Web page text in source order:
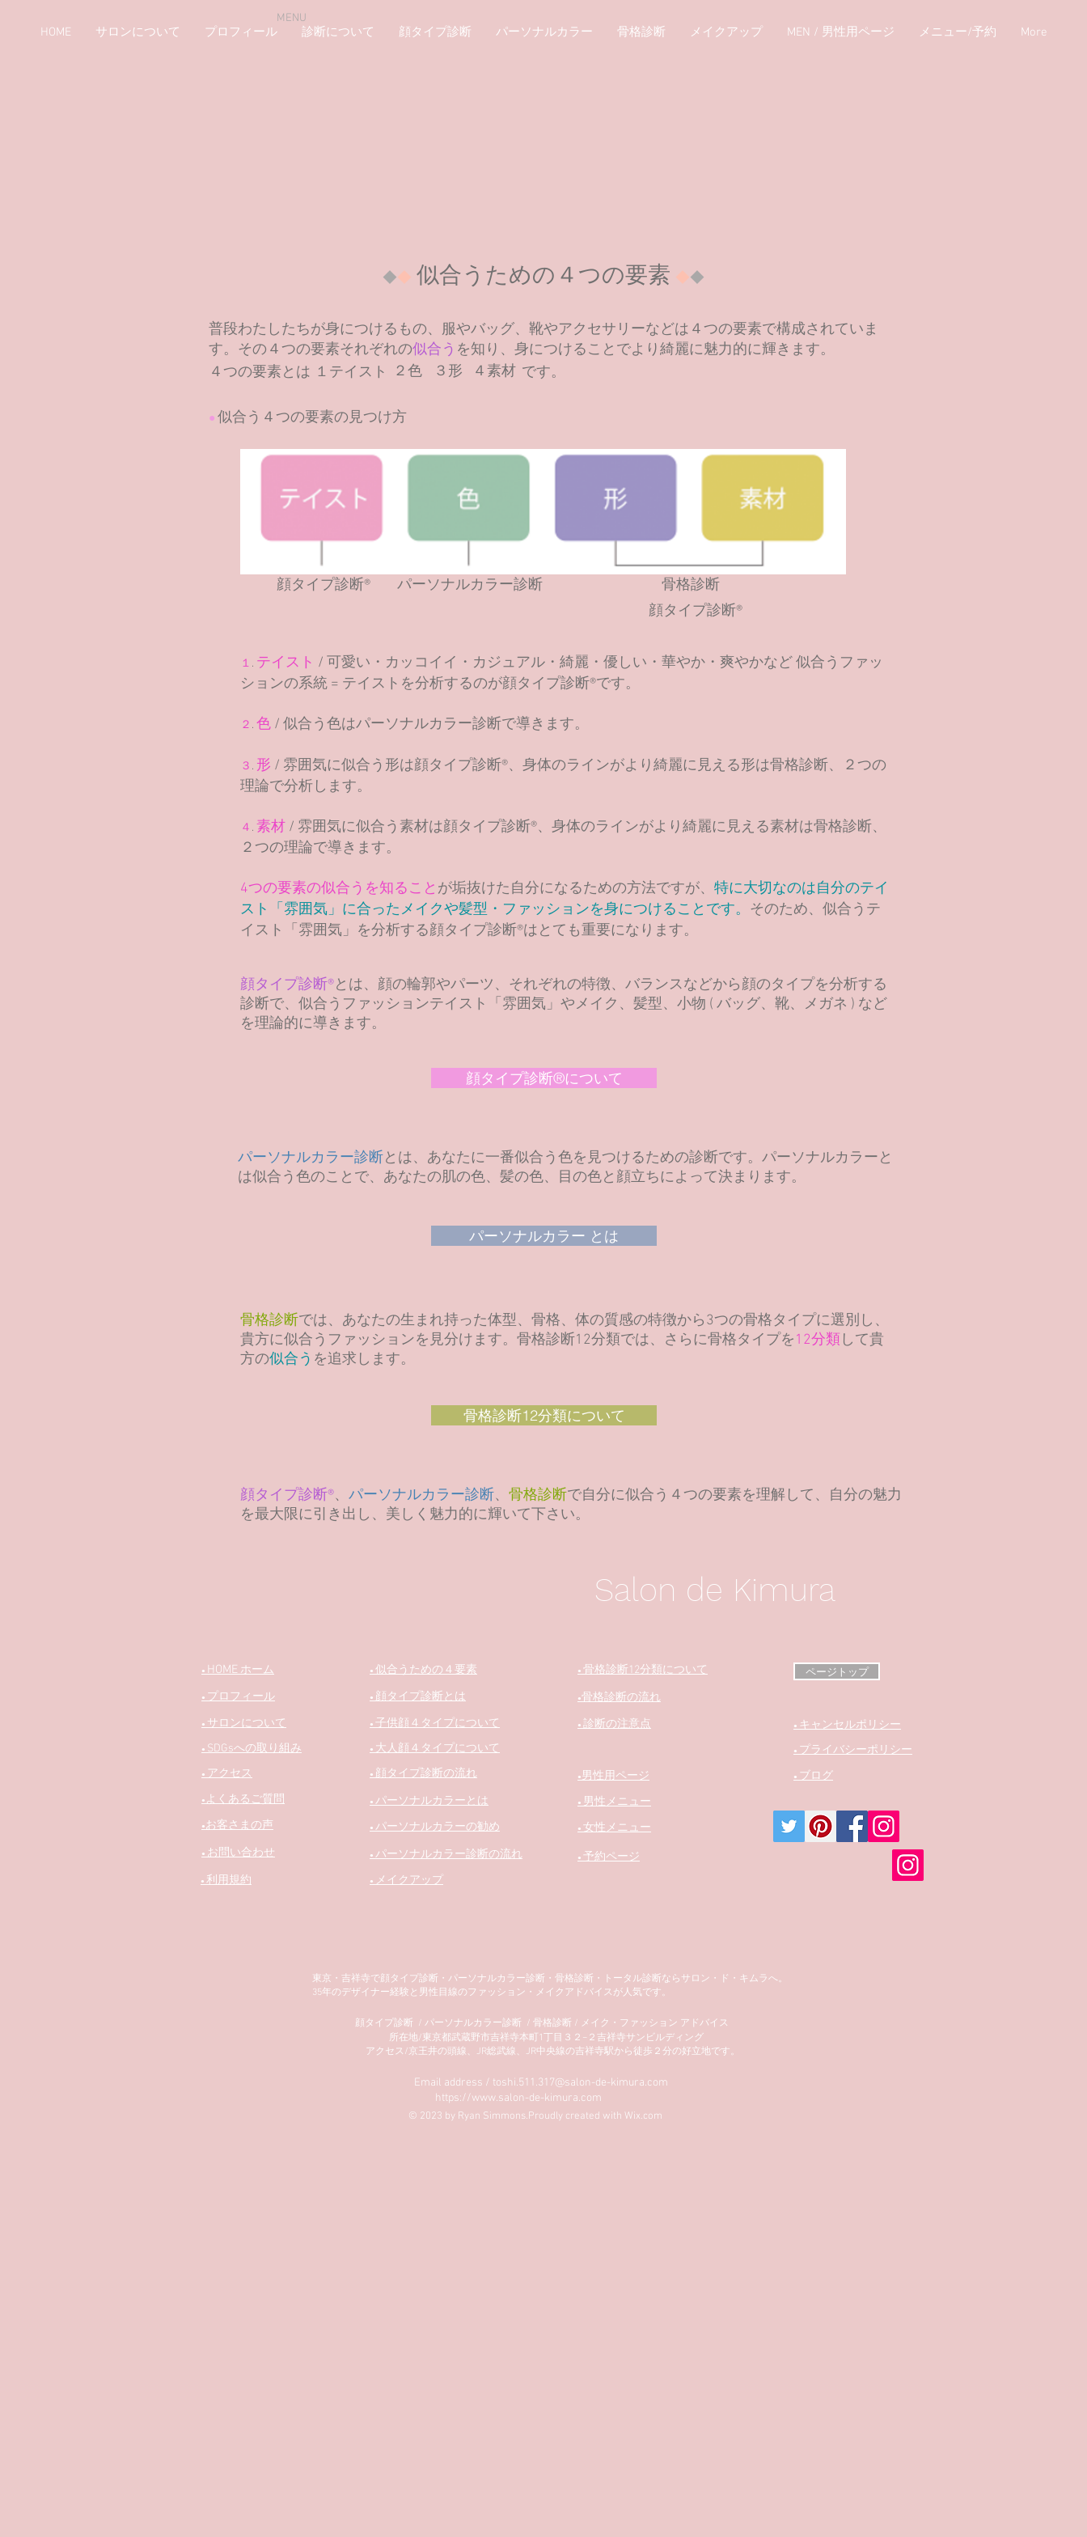
MENU
HOME サロンについて プロフィール 診断について 顔タイプ診断 パーソナルカラー 骨格診断 メイクアップ MEN / 男性用ページ メニュー/予約 More
◆◆ 似合うための４つの要素 ◆◆
普段わたしたちが身につけるもの、服やバッグ、靴やアクセサリーなどは４つの要素で構成されていま
す。その４つの要素それぞれの似合う を知り、身につけることでより綺麗に魅力的に輝きます。
４つの要素とは １テイスト ２色 ３形 ４素材 です。
● 似合う ４つの要素の見つけ方
顔タイプ診断® パーソナルカラー診断
​骨格診断
顔タイプ診断®
１ . テイスト / 可愛い・カッコイイ・カジュアル・綺麗・優しい・華やか・爽やかなど 似合うファッ
ションの系統 = テイストを分析するのが顔タイプ診断®です。
２ . 色 / 似合う色はパーソナルカラー診断で導きます。
３ . 形 / 雰囲気に似合う形は顔タイプ診断®、身体のラインがより綺麗に見える形は骨格診断、２つの
理論で分析します。
４ . 素材 / 雰囲気に似合う素材は顔タイプ診断®、身体のラインがより綺麗に見える素材は骨格診断、
２つの理論で導きます。
4つの要素の似合うを知ること が垢抜けた自分になるための方法ですが、 特に大切なのは自分のテイ
スト「雰囲気」に合ったメイクや髪型・ファッションを身につけることです。 そのため、似合うテ
イスト「雰囲気」を分析する顔タイプ診断®はとても重要になります。
顔タイプ診断®︎とは、顔の輪郭やパーツ、 それぞれの特徴、 バランスなどから顔のタイプを分析する
診断で、似合うファッションテイスト
「雰囲気」 やメイク、髪型、小物 ( バッグ、靴、メガネ ) など
を理論的に導きます。
顔タイプ診断®︎について
パーソナルカラー診断とは、あなたに一番似合う色を見つけるための診断です。パーソナルカラーと
は似合う色のことで、あなたの肌の色、髪の色、目の色と顔立ちによって決まります。
パーソナルカラー とは
骨格診断では、あなたの生まれ持った体型、骨格、体の質感の特徴から3つの骨格タイプに選別し、
貴方に似合うファッションを見分けます。骨格診断12分類では、さらに骨格タイプを12分類 して貴
方の似合う を追求します。
骨格診断12分類について
顔タイプ診断®︎、 パーソナルカラー診断、 骨格診断で自分に似合う４つの要素を理解して、自分の魅力
を最大限に引き出し、美しく魅力的に輝いて下さい。
Salon de Kimura
● HOME ホーム
● プロフィール
● サロンについて
● SDGsへの取り組み
● アクセス
​● よくあるご質問
​● お客さまの声
● お問い合わせ
● 利用規約
● 似合うための４要素
● 顔タイプ診断とは
● 子供顔４タイプについて
● 大人顔４タイプについて
● 顔タイプ診断の流れ
● パーソナルカラーとは
● パーソナルカラーの勧め
● パーソナルカラー診断の流れ
● メイクアップ
● 骨格診断12分類について
​●骨格診断の流れ
ページトップ
● 診断の注意点
● プライバシーポリシー
​● 男性用ページ ● ブログ
● 男性メニュー
● 女性メニュー
● 予約ページ
東京・吉祥寺で顔タイプ診断・パーソナルカラー診断・骨格診断・トータル診断ならサロン・ド・キムラへ。
35年のデザイナー経験と男性目線のファッション・メイクアドバイスが人気です。
顔タイプ診断 / パーソナルカラー診断 / 骨格診断 / メイク・ファッション アドバイス
所在地/東京都武蔵野市吉祥寺本町1丁目３２−２吉祥寺サンビルディング
アクセス/京王井の頭線、JR総武線、JR中央線の吉祥寺駅から徒歩２分の好立地です。
Email address / toshi.511.317@salon-de-kimura.com
https://www.salon-de-kimura.com
© 2023 by Ryan Simmons.Proudly created with Wix.com
● キャンセルポリシー